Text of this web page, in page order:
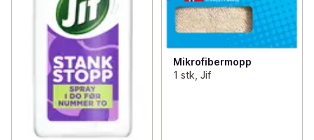
Mikrofibermopp
1 stk, Jif